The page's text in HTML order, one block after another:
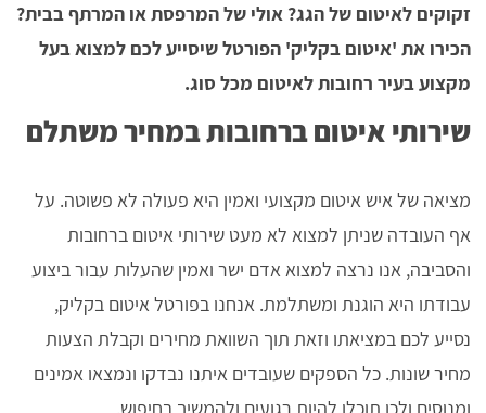
זקוקים לאיטום של הגג? אולי של המרפסת או המרתף בבית?
הכירו את 'איטום בקליק' הפורטל שיסייע לכם למצוא בעל
מקצוע בעיר רחובות לאיטום מכל סוג.
שירותי איטום ברחובות במחיר משתלם
מציאה של איש איטום מקצועי ואמין היא פעולה לא פשוטה. על
אף העובדה שניתן למצוא לא מעט שירותי איטום ברחובות
והסביבה, אנו נרצה למצוא אדם ישר ואמין שהעלות עבור ביצוע
עבודתו היא הוגנת ומשתלמת. אנחנו בפורטל איטום בקליק,
נסייע לכם במציאתו וזאת תוך השוואת מחירים וקבלת הצעות
מחיר שונות. כל הספקים שעובדים איתנו נבדקו ונמצאו אמינים